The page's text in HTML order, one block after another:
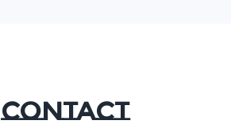
CONTACT